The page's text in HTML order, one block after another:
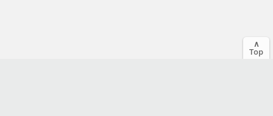
∧
Top